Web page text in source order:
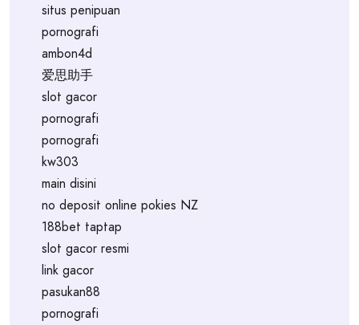
situs penipuan
pornografi
ambon4d
爱思助手
slot gacor
pornografi
pornografi
kw303
main disini
no deposit online pokies NZ
188bet taptap
slot gacor resmi
link gacor
pasukan88
pornografi